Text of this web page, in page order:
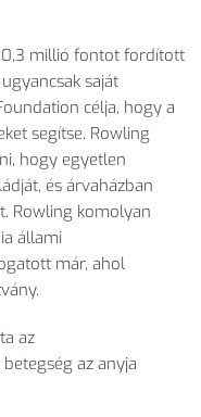
millió fontot fordított
saját
célja, hogy a
segítse. Rowling
hogy egyetlen
és árvaházban
Rowling komolyan
állami
már, ahol
az
az anyja